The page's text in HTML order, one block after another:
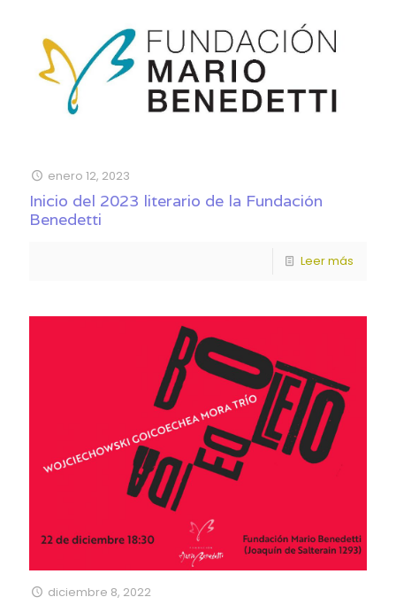
enero 12, 2023
Inicio del 2023 literario de la Fundación
Benedetti
Leer más
diciembre 8, 2022